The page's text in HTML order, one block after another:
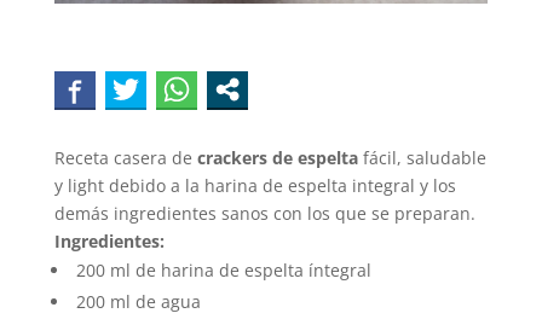
Receta casera de crackers de espeltafácil, saludable
y light debido a la harina de espelta integral y los
demás ingredientes sanos con los que se preparan.
Ingredientes:
200 ml de harina de espelta íntegral
200 ml de agua